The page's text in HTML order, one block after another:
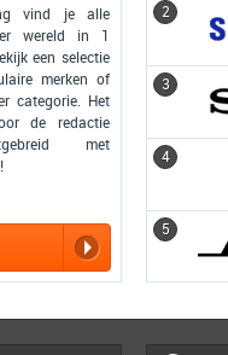
vind je alle
wereld in 1
een selectie
merken of
categorie. Het
de redactie
met
2
3
4
5